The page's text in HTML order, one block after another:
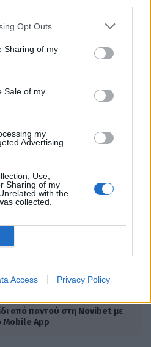
Opt Outs
Sharing of my
Sale of my
my
Advertising.
Use,
Sharing of my
with the
collected.
Access Privacy Policy
από παντού στη Novibet με
Mobile App